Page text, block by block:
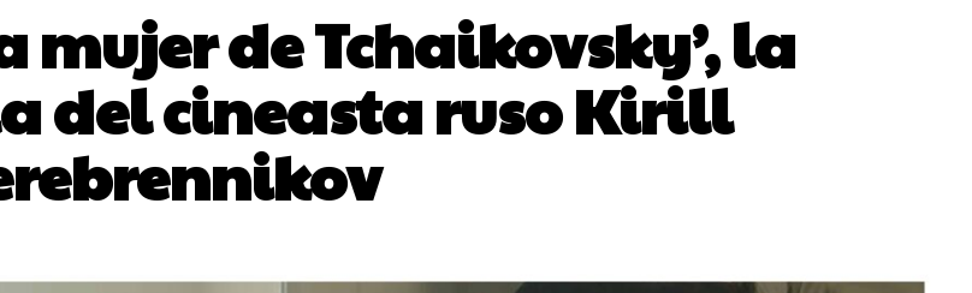
mujer de Tchaikovsky’, la
del cineasta ruso Kirill